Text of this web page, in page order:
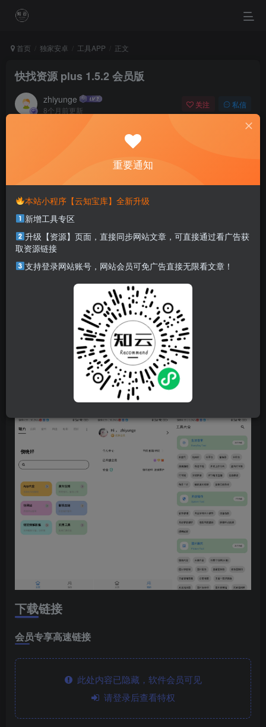
首页 独家安卓 工具APP 正文
快找资源 plus 1.5.2 会员版
zhiyunge
8个月前更新
关注 私信
No matter when you start, it is important not to stop after
the start.
本站部分资源打包为压缩包以方便分享，涉及较多
解压密码，如果你下载的资源需要解压密码，请点
击解压密码查看
软件简介
可以搜索磁力、影视、音乐、图片等资源
包含很多资源，壁纸、网址、影视、音乐、软件等等
【里面的软件资源与本站无关】
登录就是会员
下载链接
会员专享高速链接
此处内容已隐藏，软件会员可见
请登录后查看特权
重要通知
本站小程序【云知宝库】全新升级
新增工具专区
升级【资源】页面，直接同步网站文章，可直接通过看广告获
取资源链接
支持登录网站账号，网站会员可免广告直接无限看文章！